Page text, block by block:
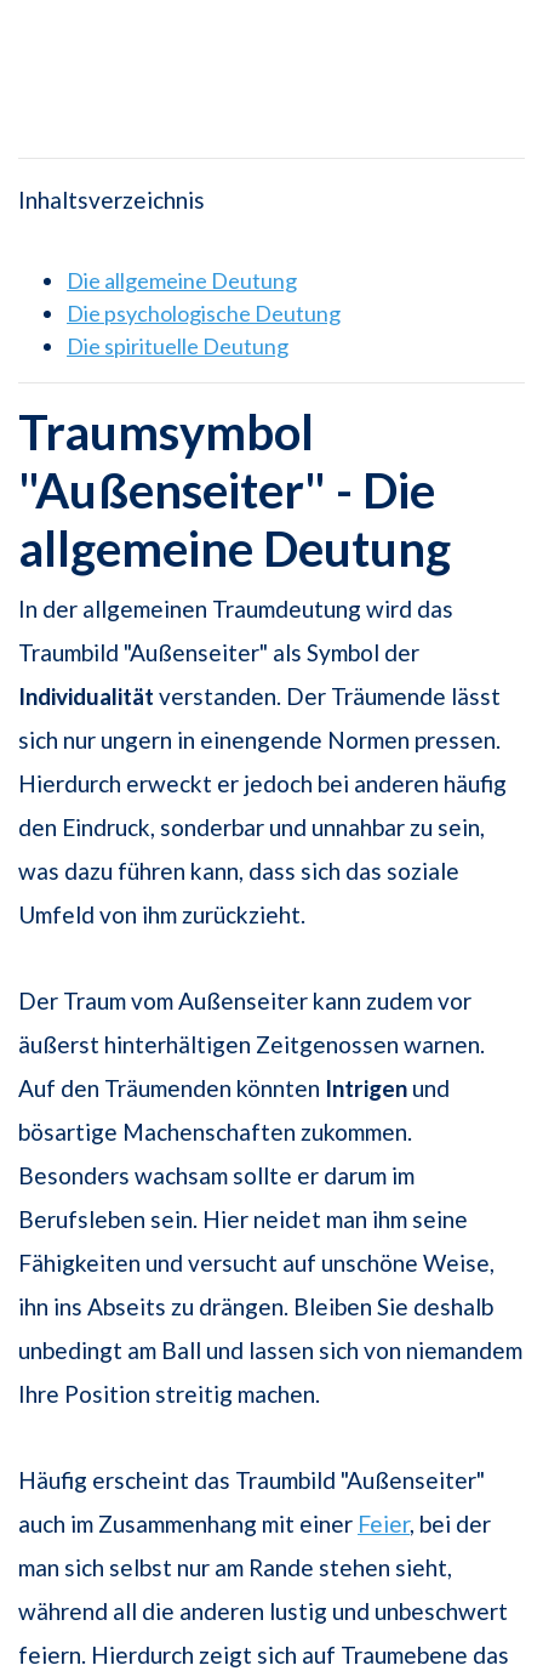
Inhaltsverzeichnis
Die allgemeine Deutung
Die psychologische Deutung
Die spirituelle Deutung
Traumsymbol
"Außenseiter" - Die
allgemeine Deutung
In der allgemeinen Traumdeutung wird das
Traumbild "Außenseiter" als Symbol der
Individualität verstanden. Der Träumende lässt
sich nur ungern in einengende Normen pressen.
Hierdurch erweckt er jedoch bei anderen häufig
den Eindruck, sonderbar und unnahbar zu sein,
was dazu führen kann, dass sich das soziale
Umfeld von ihm zurückzieht.
Der Traum vom Außenseiter kann zudem vor
äußerst hinterhältigen Zeitgenossen warnen.
Auf den Träumenden könnten Intrigen und
bösartige Machenschaften zukommen.
Besonders wachsam sollte er darum im
Berufsleben sein. Hier neidet man ihm seine
Fähigkeiten und versucht auf unschöne Weise,
ihn ins Abseits zu drängen. Bleiben Sie deshalb
unbedingt am Ball und lassen sich von niemandem
Ihre Position streitig machen.
Häufig erscheint das Traumbild "Außenseiter"
auch im Zusammenhang mit einer Feier, bei der
man sich selbst nur am Rande stehen sieht,
während all die anderen lustig und unbeschwert
feiern. Hierdurch zeigt sich auf Traumebene das